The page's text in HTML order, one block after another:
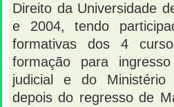
Direito da Universidade
e 2004, tendo
formativas dos 4
formação para
judicial e do Ministério
depois do regresso de